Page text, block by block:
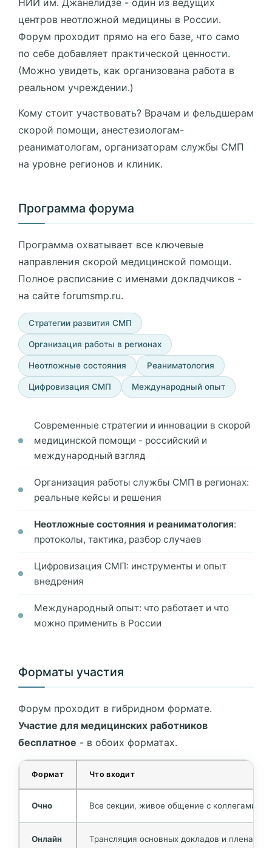
НИИ им. Джанелидзе - один из ведущих
центров неотложной медицины в России.
Форум проходит прямо на его базе, что само
по себе добавляет практической ценности.
(Можно увидеть, как организована работа в
реальном учреждении.)
Кому стоит участвовать? Врачам и фельдшерам
скорой помощи, анестезиологам-
реаниматологам, организаторам службы СМП
на уровне регионов и клиник.
Программа форума
Программа охватывает все ключевые
направления скорой медицинской помощи.
Полное расписание с именами докладчиков -
на сайте forumsmp.ru.
Стратегии развития СМП
Организация работы в регионах
Неотложные состояния Реаниматология
Цифровизация СМП Международный опыт
Современные стратегии и инновации в скорой
медицинской помощи - российский и
международный взгляд
Организация работы службы СМП в регионах:
реальные кейсы и решения
Неотложные состояния и реаниматология:
протоколы, тактика, разбор случаев
Цифровизация СМП: инструменты и опыт
внедрения
Международный опыт: что работает и что
можно применить в России
Форматы участия
Форум проходит в гибридном формате.
Участие для медицинских работников
бесплатное - в обоих форматах.
Формат Что входит
Очно Все секции, живое общение с коллегами и
Онлайн Трансляция основных докладов и